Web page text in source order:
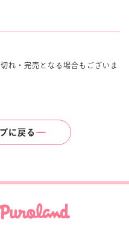
れ・完売となる場合もございま
に戻る